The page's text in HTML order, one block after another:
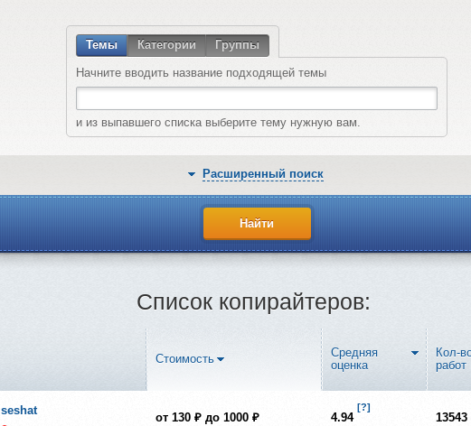
Темы Категории Группы
Начните вводить название подходящей темы
и из выпавшего списка выберите тему нужную вам.
Расширенный поиск
Список копирайтеров:
Стоимость
Средняя
оценка
Кол-
работ
seshat
от 130 ₽ до 1000 ₽ 4.94
[?]
13543